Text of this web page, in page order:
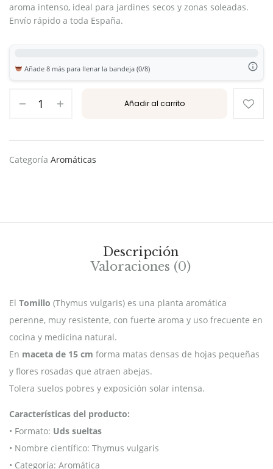
aroma intenso, ideal para jardines secos y zonas soleadas.
Envío rápido a toda España.
Añade 8 más para llenar la bandeja (0/8)
Añadir al carrito
Categoría Aromáticas
Descripción
Valoraciones (0)
El Tomillo (Thymus vulgaris) es una planta aromática
perenne, muy resistente, con fuerte aroma y uso frecuente en
cocina y medicina natural.
En maceta de 15 cm forma matas densas de hojas pequeñas
y flores rosadas que atraen abejas.
Tolera suelos pobres y exposición solar intensa.
Características del producto:
• Formato: Uds sueltas
• Nombre científico: Thymus vulgaris
• Categoría: Aromática